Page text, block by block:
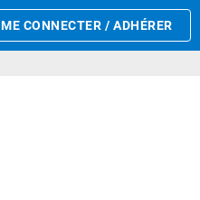
ME CONNECTER / ADHÉRER